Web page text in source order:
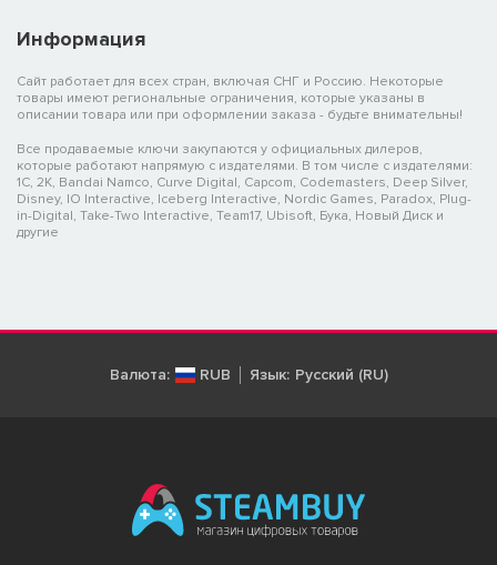
Информация
Сайт работает для всех стран, включая СНГ и Россию. Некоторые
товары имеют региональные ограничения, которые указаны в
описании товара или при оформлении заказа - будьте внимательны!
Все продаваемые ключи закупаются у официальных дилеров,
которые работают напрямую с издателями. В том числе с издателями:
1C, 2K, Bandai Namco, Curve Digital, Capcom, Codemasters, Deep Silver,
Disney, IO Interactive, Iceberg Interactive, Nordic Games, Paradox, Plug-
in-Digital, Take-Two Interactive, Team17, Ubisoft, Бука, Новый Диск и
другие
Валюта: RUB Язык: Русский (RU)